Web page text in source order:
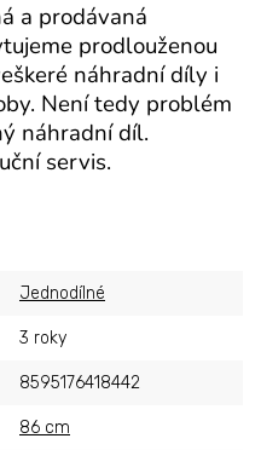
a prodávaná
prodlouženou
náhradní díly i
Není tedy problém
náhradní díl.
servis.
Jednodílné
3 roky
8595176418442
86 cm